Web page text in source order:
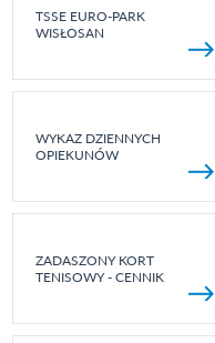
TSSE EURO-PARK
WISŁOSAN
WYKAZ DZIENNYCH
OPIEKUNÓW
ZADASZONY KORT
TENISOWY - CENNIK